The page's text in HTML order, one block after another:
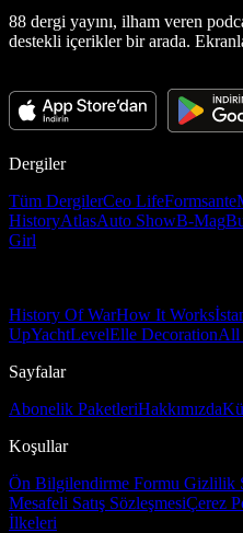
88 dergi yayını, ilham veren
destekli içerikler bir arada.
Dergiler
Tüm DergilerCeo LifeFormsante
HistoryAtlasAuto ShowB-Mag
Girl
History Of WarHow It Works
UpYachtLevelElle DecorationAll
Sayfalar
Abonelik PaketleriHakkımızda
Koşullar
Ön Bilgilendirme Formu Gizlilik
Mesafeli Satış SözleşmesiÇerez
İlkeleri